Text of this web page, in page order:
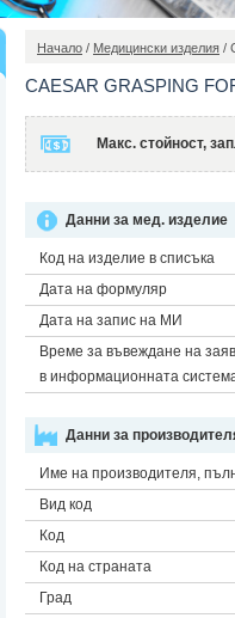
Начало / Медицински изделия /
CAESAR GRASPING
Макс. стойност,
Данни за мед. изделие
Код на изделие в списъка
Дата на формуляр
Дата на запис на МИ
Време за въвеждане на
в информационната
Данни за
Име на производителя,
Вид код
Код
Код на страната
Град